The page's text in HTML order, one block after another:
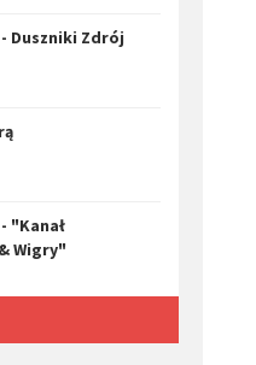
Duszniki Zdrój
"Kanał
Wigry"